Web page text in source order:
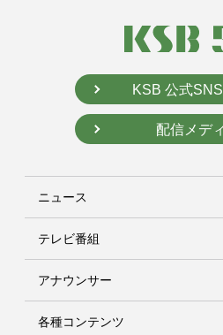
KSB 公式
配信メデ
ニュース
テレビ番組
アナウンサー
各種コンテンツ